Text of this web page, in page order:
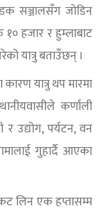
सञ्जालसँग जोडिन
हजार र हुम्लाबाट
यात्रु बताउँछन् ।
यात्रु थप मारमा
कर्णाली
र उद्योग, पर्यटन, वन
गुहार्दै आएका
लिन एक हप्तासम्म